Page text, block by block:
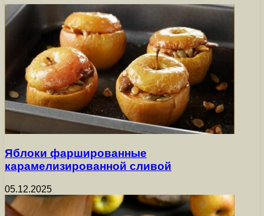
Яблоки фаршированные
карамелизированной сливой
05.12.2025